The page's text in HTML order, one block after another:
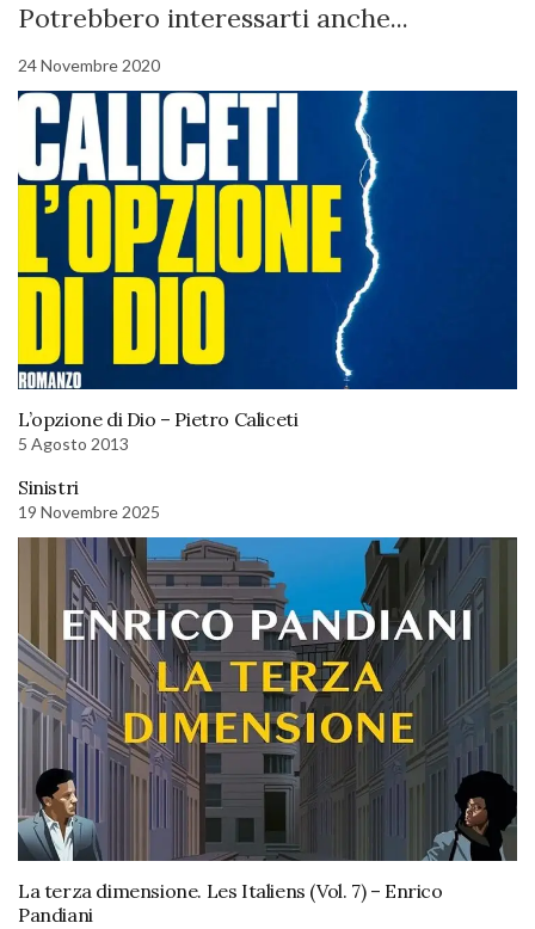
Potrebbero interessarti anche...
24 Novembre 2020
L’opzione di Dio – Pietro Caliceti
5 Agosto 2013
Sinistri
19 Novembre 2025
La terza dimensione. Les Italiens (Vol. 7) – Enrico
Pandiani